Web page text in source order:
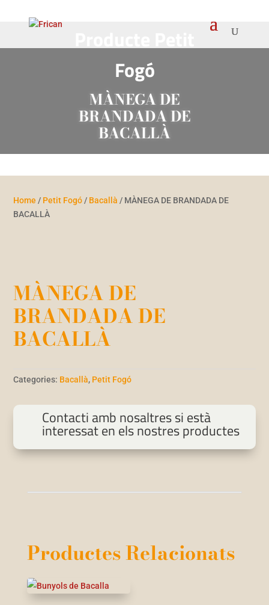
Fogó
MÀNEGA DE
BRANDADA DE
BACALLÀ
Home / Petit Fogó / Bacallà / MÀNEGA DE BRANDADA DE
BACALLÀ
MÀNEGA DE
BRANDADA DE
BACALLÀ
Categories: Bacallà, Petit Fogó
Contacti amb nosaltres si està
interessat en els nostres productes
Productes Relacionats